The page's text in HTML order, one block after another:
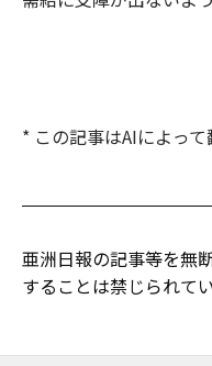
* この記事はAIによって
亜洲日報の記事等を無
することは禁じられてい